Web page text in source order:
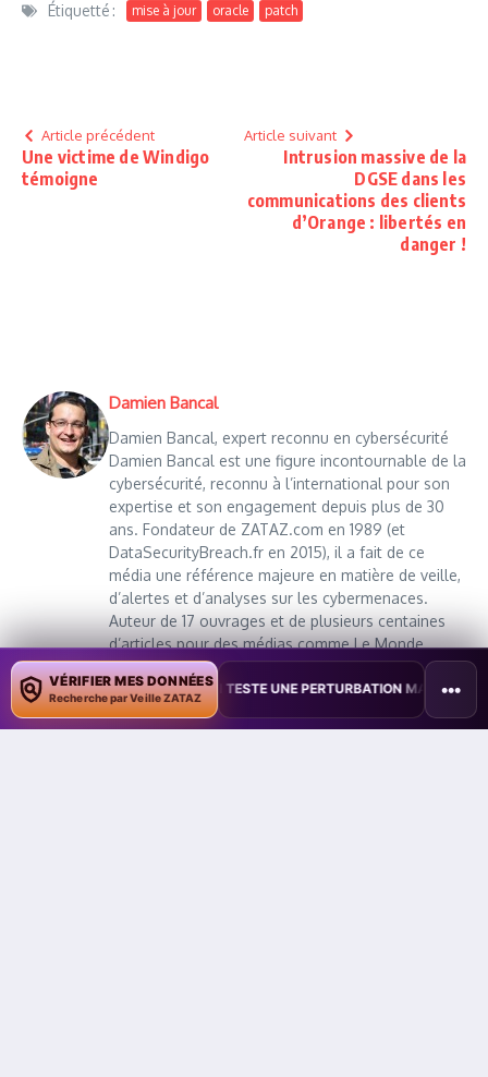
Étiquetté : mise à jour oracle patch
Article précédent
Une victime de Windigo
témoigne
Article suivant
Intrusion massive de la
DGSE dans les
communications des clients
d’Orange : libertés en
danger !
Damien Bancal
Damien Bancal, expert reconnu en cybersécurité
Damien Bancal est une figure incontournable de la
cybersécurité, reconnu à l’international pour son
expertise et son engagement depuis plus de 30
ans. Fondateur de ZATAZ.com en 1989 (et
DataSecurityBreach.fr en 2015), il a fait de ce
média une référence majeure en matière de veille,
d’alertes et d’analyses sur les cybermenaces.
Auteur de 17 ouvrages et de plusieurs centaines
d’articles pour des médias comme Le Monde,
France Info ou 01net, il vulgarise les enjeux du
piratage informatique et de la protection des
données personnelles. Lauréat du prix spécial du
livre au FIC/InCyber 2022, finaliste du premier CTF
VÉRIFIER MES DONNÉES
Recherche par Veille ZATAZ
TAÏWAN TESTE UNE PERTURBATION MASSIVE DE L’INTERNET MOBILE
•••